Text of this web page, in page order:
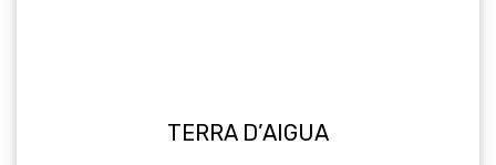
TERRA D’AIGUA